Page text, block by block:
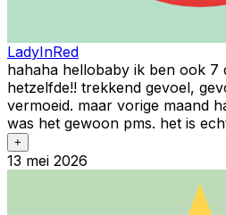
LadyInRed
hahaha hellobaby ik ben ook 7
hetzelfde!! trekkend gevoel,
vermoeid. maar vorige maand
was het gewoon pms. het is
+
13 mei 2026